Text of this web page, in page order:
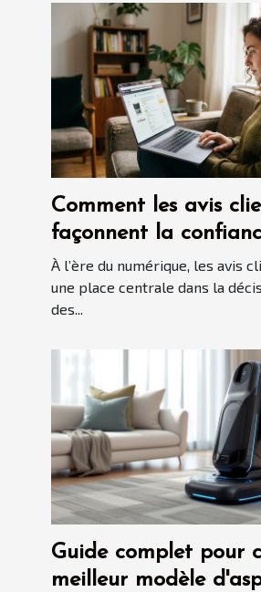
Comment les avis
façonnent la
consommateurs en
À l’ère du numérique, les avis
une place centrale dans la
des...
Guide complet pour
meilleur modèle